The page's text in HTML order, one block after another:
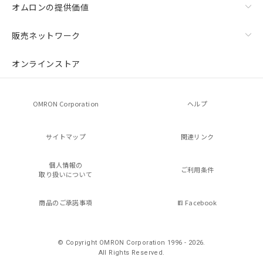
オムロンの提供価値
販売ネットワーク
オンラインストア
OMRON Corporation ヘルプ
サイトマップ 関連リンク
個人情報の
取り扱いについて
ご利用条件
商品のご承諾事項 Facebook
© Copyright OMRON Corporation 1996 - 2026.
All Rights Reserved.